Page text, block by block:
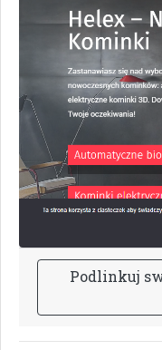
Podlinkuj s